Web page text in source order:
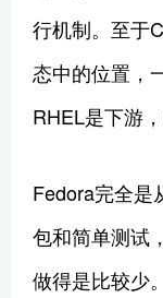
行机制。至于
态中的位置，
RHEL是下游
Fedora完全是
包和简单测试
做得是比较少